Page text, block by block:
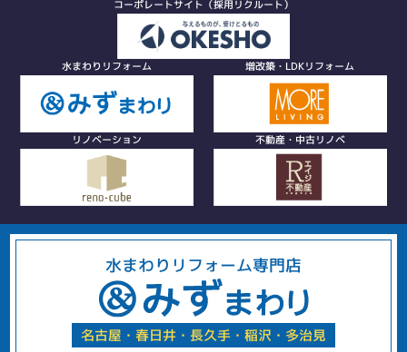
コーポレートサイト（採用リクルート）
水まわりリフォーム 増改築・LDKリフォーム
リノベーション 不動産・中古リノベ
水まわりリフォーム専門店
名古屋・春日井・長久手・稲沢・多治見